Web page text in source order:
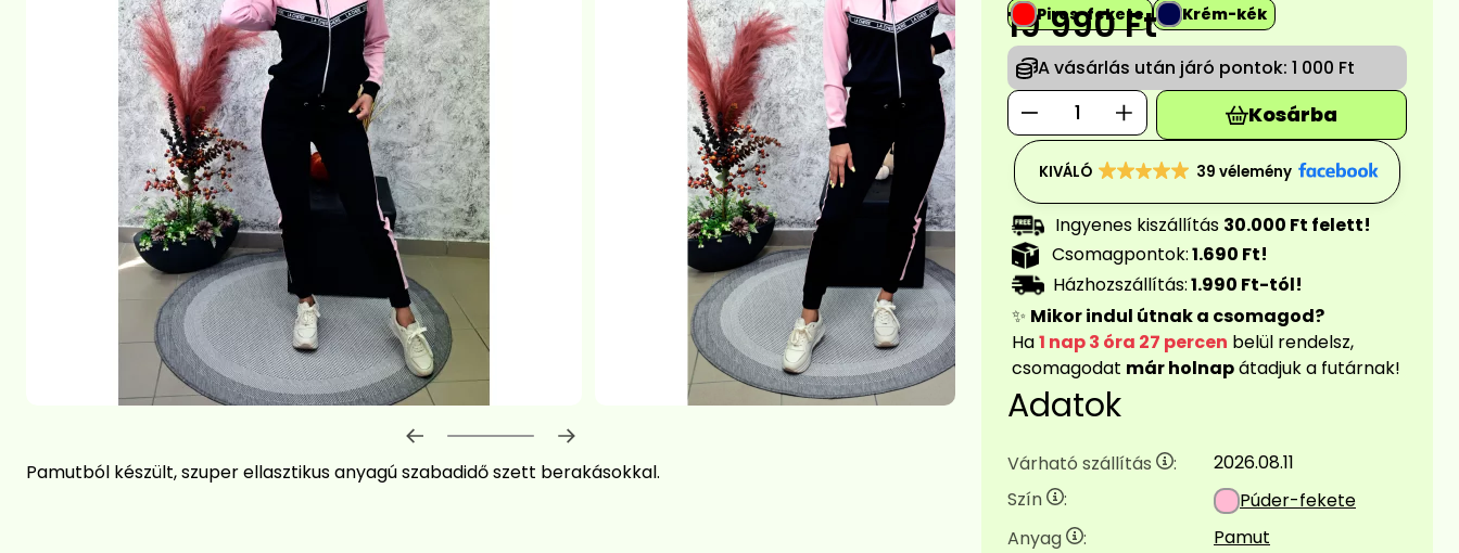
Előrehaladás:
Pamutból készült, szuper ellasztikus anyagú szabadidő szett berakásokkal.
Piros-fekete
Krém-kék
19 990Ft
A vásárlás után járó pontok: 1 000 Ft
Kosárba
KIVÁLÓ 39 vélemény
Ingyenes kiszállítás 30.000 Ft felett!
Csomagpontok:1.690 Ft!
Házhozszállítás:1.990 Ft-tól!
✨ Mikor indul útnak a csomagod?
Ha1 nap 3 óra 27 percen belül rendelsz,
csomagodat már holnapátadjuk a futárnak!
Adatok
Várható szállítás :
2026.08.11
Szín
:
Púder-fekete
Anyag
:
Pamut